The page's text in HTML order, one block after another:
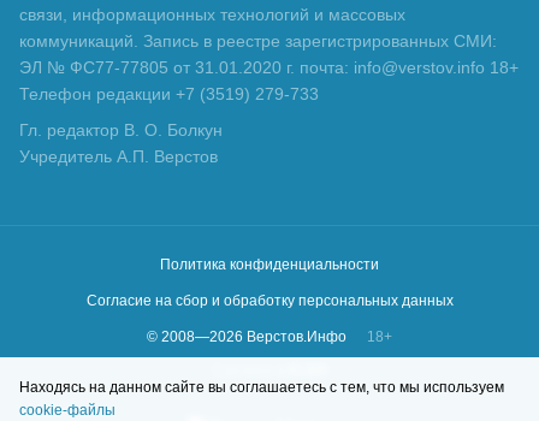
связи, информационных технологий и массовых
коммуникаций. Запись в реестре зарегистрированных СМИ:
ЭЛ № ФС77-77805 от 31.01.2020 г. почта: info@verstov.info 18+
Телефон редакции +7 (3519) 279-733
Гл. редактор В. О. Болкун
Учредитель А.П. Верстов
Политика конфиденциальности
Согласие на сбор и обработку персональных данных
© 2008—2026 Верстов.Инфо
18+
Находясь на данном сайте вы соглашаетесь с тем, что мы используем
cookie-файлы